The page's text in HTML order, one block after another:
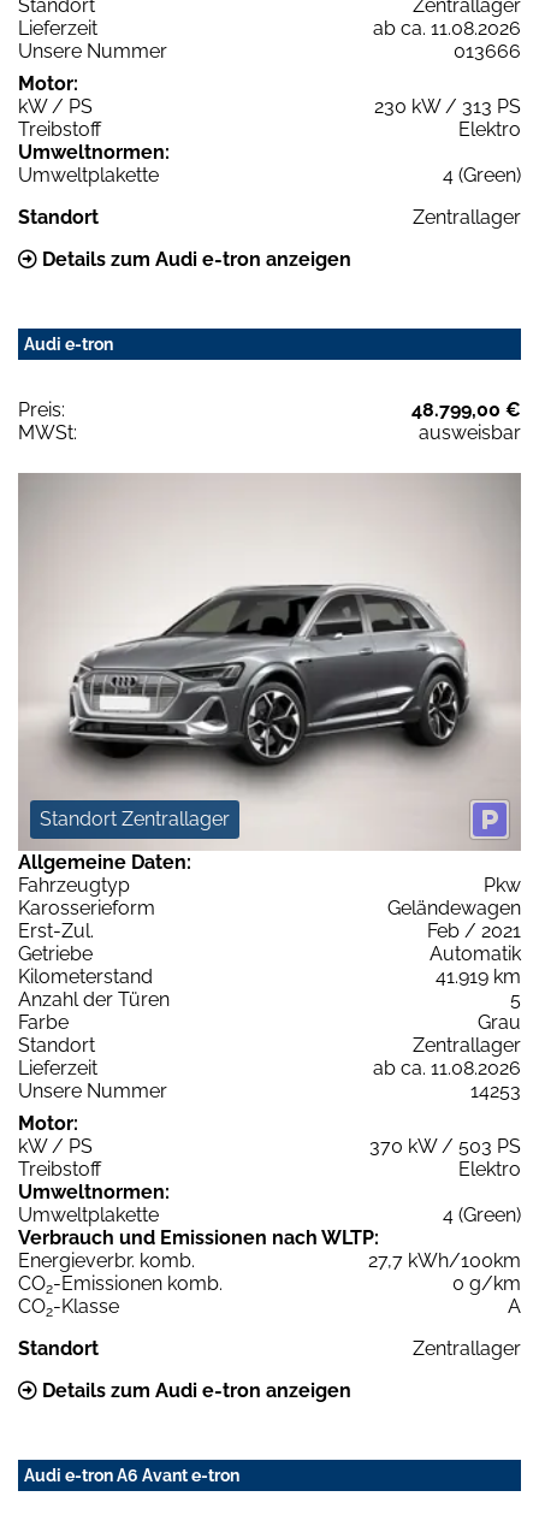
Standort
Zentrallager
Lieferzeit
ab ca. 11.08.2026
Unsere Nummer
013666
Motor:
kW / PS
230 kW / 313 PS
Treibstoff
Elektro
Umweltnormen:
Umweltplakette
4 (Green)
Standort
Zentrallager
Details zum Audi e-tron anzeigen
Audi e-tron
Preis:
48.799,00 €
MWSt:
ausweisbar
Standort Zentrallager
Allgemeine Daten:
Fahrzeugtyp
Pkw
Karosserieform
Geländewagen
Erst-Zul.
Feb / 2021
Getriebe
Automatik
Kilometerstand
41.919 km
Anzahl der Türen
5
Farbe
Grau
Standort
Zentrallager
Lieferzeit
ab ca. 11.08.2026
Unsere Nummer
14253
Motor:
kW / PS
370 kW / 503 PS
Treibstoff
Elektro
Umweltnormen:
Umweltplakette
4 (Green)
Verbrauch und Emissionen nach WLTP:
Energieverbr. komb.
27,7 kWh/100km
CO2-Emissionen komb.
0 g/km
CO2-Klasse
A
Standort
Zentrallager
Details zum Audi e-tron anzeigen
Audi e-tron A6 Avant e-tron